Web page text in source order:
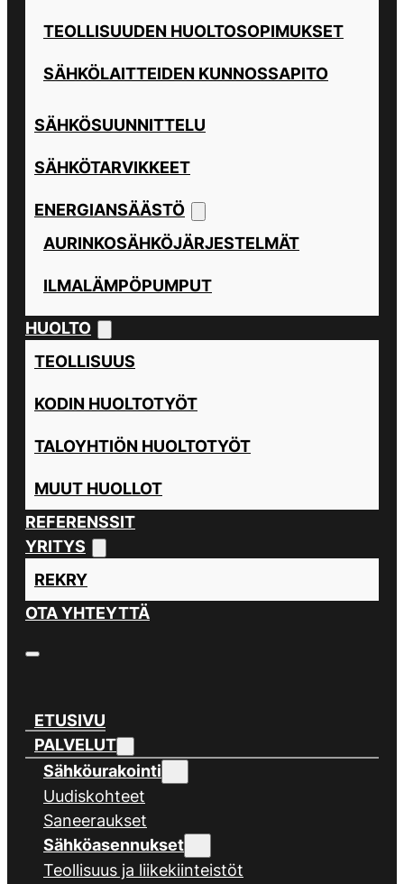
TEOLLISUUDEN HUOLTOSOPIMUKSET
SÄHKÖLAITTEIDEN KUNNOSSAPITO
SÄHKÖSUUNNITTELU
SÄHKÖTARVIKKEET
ENERGIANSÄÄSTÖ
AURINKOSÄHKÖJÄRJESTELMÄT
ILMALÄMPÖPUMPUT
HUOLTO
TEOLLISUUS
KODIN HUOLTOTYÖT
TALOYHTIÖN HUOLTOTYÖT
MUUT HUOLLOT
REFERENSSIT
YRITYS
REKRY
OTA YHTEYTTÄ
ETUSIVU
PALVELUT
Sähköurakointi
Uudiskohteet
Saneeraukset
Sähköasennukset
Teollisuus ja liikekiinteistöt